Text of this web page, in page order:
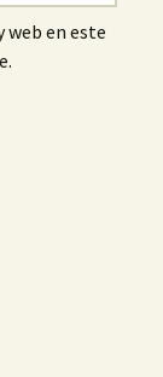
en este